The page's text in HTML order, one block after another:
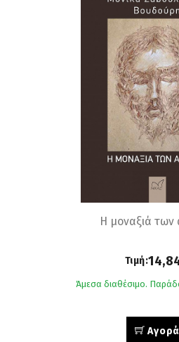
Η μοναξιά των
Τιμή:
Άμεσα διαθέσιμο.
Αγορά